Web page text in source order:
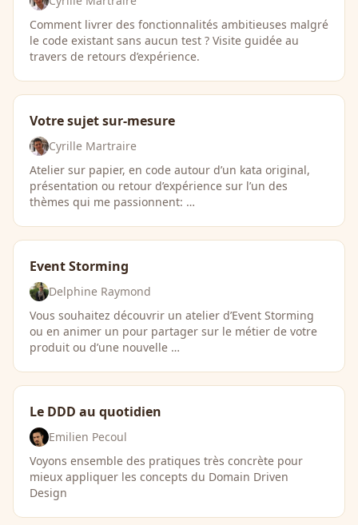
Comment livrer des fonctionnalités ambitieuses malgré
le code existant sans aucun test ? Visite guidée au
travers de retours d’expérience.
Votre sujet sur-mesure
Cyrille Martraire
Atelier sur papier, en code autour d’un kata original,
présentation ou retour d’expérience sur l’un des
thèmes qui me passionnent: …
Event Storming
Delphine Raymond
Vous souhaitez découvrir un atelier d’Event Storming
ou en animer un pour partager sur le métier de votre
produit ou d’une nouvelle …
Le DDD au quotidien
Emilien Pecoul
Voyons ensemble des pratiques très concrète pour
mieux appliquer les concepts du Domain Driven
Design